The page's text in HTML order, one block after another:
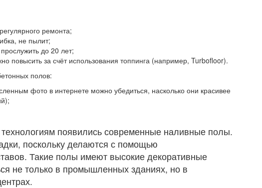
ремонта;
не пылит;
до 20 лет;
повысить за счёт использования топпинга (например, Turbofloor).
полов:
фото в интернете можно убедиться, насколько они красивее
появились современные наливные полы.
поскольку делаются с помощью
Такие полы имеют высокие декоративные
не только в промышленных зданиях, но в